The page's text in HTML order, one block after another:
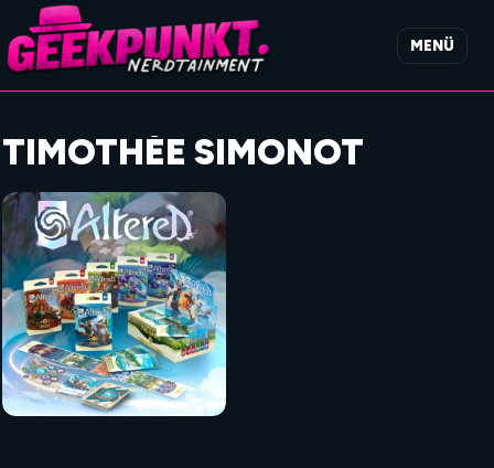
MENÜ
TIMOTHÉE SIMONOT